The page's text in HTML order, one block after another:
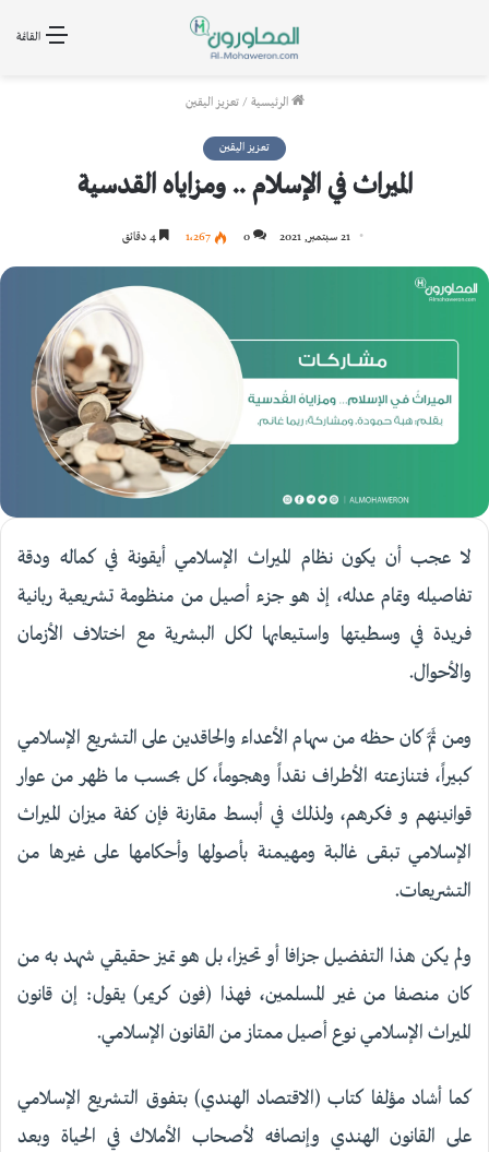
القائمة
الرئيسية / تعزيز اليقين
تعزيز اليقين
الميراث في الإسلام .. ومزاياه القدسية
21 سبتمبر, 2021 0 1٬267
لا عجب أن يكون نظام الميراث الإسلامي أيقونة في كماله ودقة
تفاصيله وتمام عدله، إذ هو جزء أصيل من منظومة تشريعية ربانية
فريدة في وسطيتها واستيعابها لكل البشرية مع اختلاف الأزمان
والأحوال.
ومن ثَمَّ كان حظه من سهام الأعداء والحاقدين على التشريع الإسلامي
كبيراً، فتنازعته الأطراف نقداً وهجوماً، كل بحسب ما ظهر من عوار
قوانينهم و فكرهم، ولذلك في أبسط مقارنة فإن كفة ميزان الميراث
الإسلامي تبقى غالبة ومهيمنة بأصولها وأحكامها على غيرها من
التشريعات.
ولم يكن هذا التفضيل جزافا أو تحيزا، بل هو تميز حقيقي شهد به من
كان منصفا من غير المسلمين، فهذا (فون كريمر) يقول: إن قانون
الميراث الإسلامي نوع أصيل ممتاز من القانون الإسلامي.
كما أشاد مؤلفا كتاب (الاقتصاد الهندي) بتفوق التشريع الإسلامي
على القانون الهندي وإنصافه لأصحاب الأملاك في الحياة وبعد